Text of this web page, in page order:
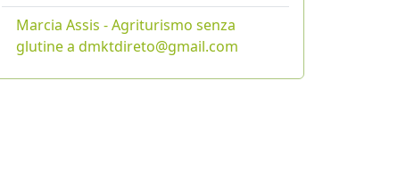
Marcia Assis - Agriturismo senza
glutine a dmktdireto@gmail.com